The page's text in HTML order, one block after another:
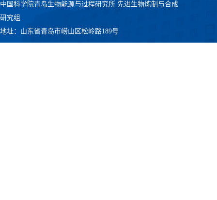
中国科学院青岛生物能源与过程研究所 先进生物炼制与合成
研究组
地址：山东省青岛市崂山区松岭路189号